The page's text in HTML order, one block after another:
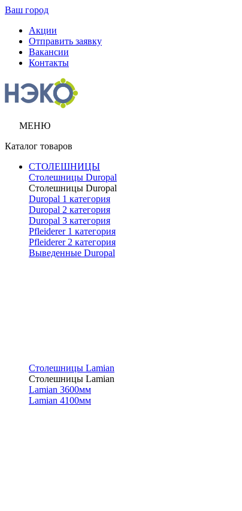
Ваш город
Акции
Отправить заявку
Вакансии
Контакты
МЕНЮ
Каталог товаров
СТОЛЕШНИЦЫ
Столешницы Duropal
Столешницы Duropal
Duropal 1 категория
Duropal 2 категория
Duropal 3 категория
Pfleiderer 1 категория
Pfleiderer 2 категория
Выведенные Duropal
Столешницы Lamian
Столешницы Lamian
Lamian 3600мм
Lamian 4100мм